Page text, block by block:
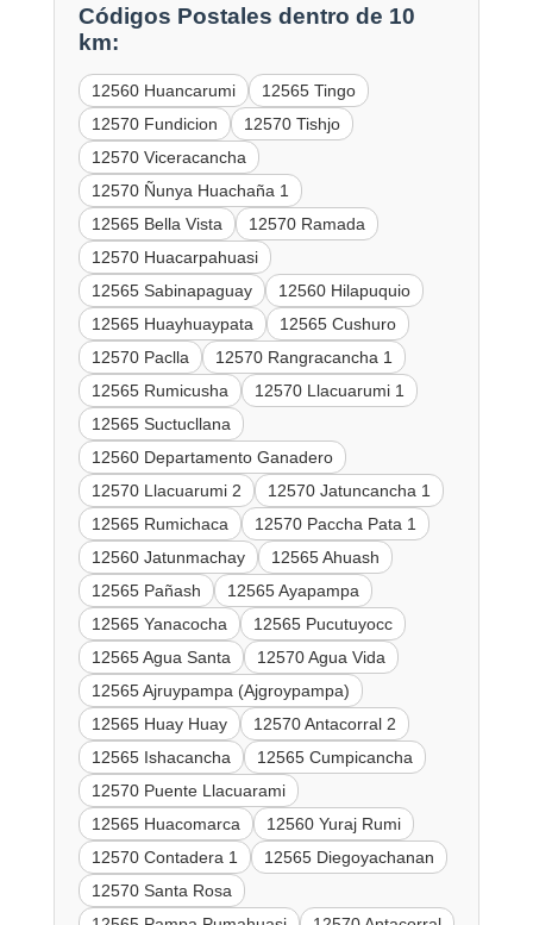
Códigos Postales dentro de 10
km:
12560 Huancarumi
12565 Tingo
12570 Fundicion
12570 Tishjo
12570 Viceracancha
12570 Ñunya Huachaña 1
12565 Bella Vista
12570 Ramada
12570 Huacarpahuasi
12565 Sabinapaguay
12560 Hilapuquio
12565 Huayhuaypata
12565 Cushuro
12570 Paclla
12570 Rangracancha 1
12565 Rumicusha
12570 Llacuarumi 1
12565 Suctucllana
12560 Departamento Ganadero
12570 Llacuarumi 2
12570 Jatuncancha 1
12565 Rumichaca
12570 Paccha Pata 1
12560 Jatunmachay
12565 Ahuash
12565 Pañash
12565 Ayapampa
12565 Yanacocha
12565 Pucutuyocc
12565 Agua Santa
12570 Agua Vida
12565 Ajruypampa (Ajgroypampa)
12565 Huay Huay
12570 Antacorral 2
12565 Ishacancha
12565 Cumpicancha
12570 Puente Llacuarami
12565 Huacomarca
12560 Yuraj Rumi
12570 Contadera 1
12565 Diegoyachanan
12570 Santa Rosa